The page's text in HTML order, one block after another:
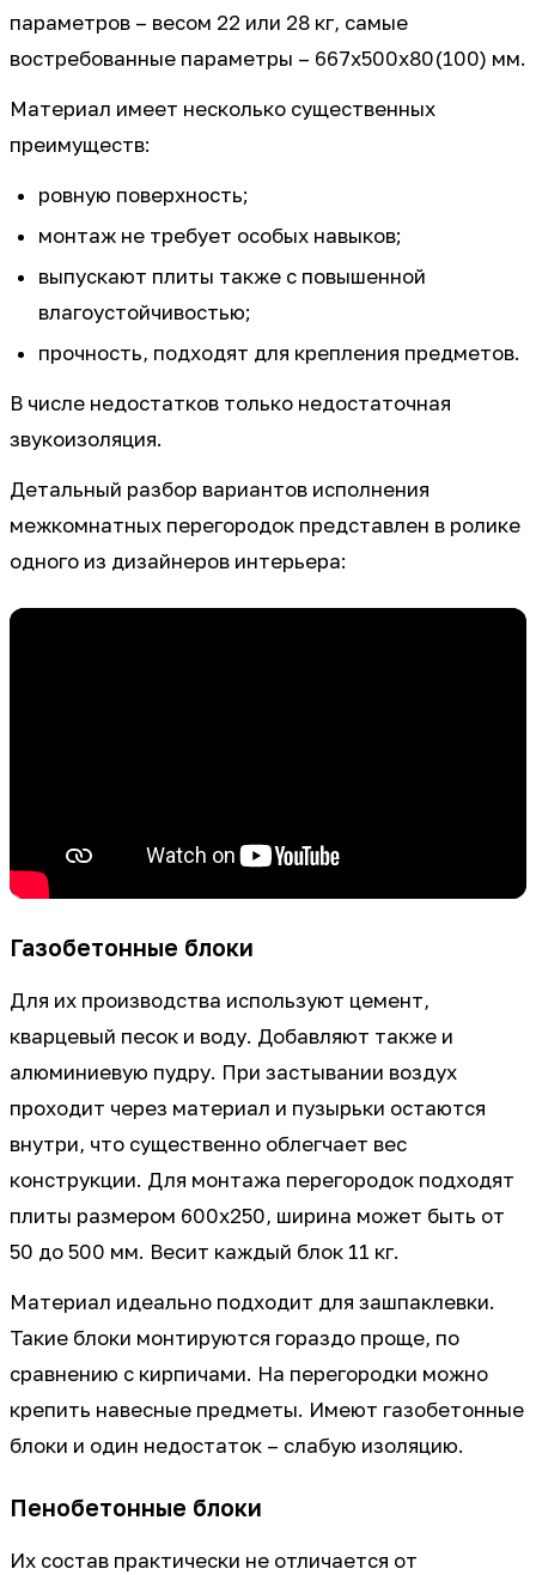
параметров – весом 22 или 28 кг, самые
востребованные параметры – 667х500х80(100) мм.
Материал имеет несколько существенных
преимуществ:
ровную поверхность;
монтаж не требует особых навыков;
выпускают плиты также с повышенной
влагоустойчивостью;
прочность, подходят для крепления предметов.
В числе недостатков только недостаточная
звукоизоляция.
Детальный разбор вариантов исполнения
межкомнатных перегородок представлен в ролике
одного из дизайнеров интерьера:
Газобетонные блоки
Для их производства используют цемент,
кварцевый песок и воду. Добавляют также и
алюминиевую пудру. При застывании воздух
проходит через материал и пузырьки остаются
внутри, что существенно облегчает вес
конструкции. Для монтажа перегородок подходят
плиты размером 600х250, ширина может быть от
50 до 500 мм. Весит каждый блок 11 кг.
Материал идеально подходит для зашпаклевки.
Такие блоки монтируются гораздо проще, по
сравнению с кирпичами. На перегородки можно
крепить навесные предметы. Имеют газобетонные
блоки и один недостаток – слабую изоляцию.
Пенобетонные блоки
Их состав практически не отличается от